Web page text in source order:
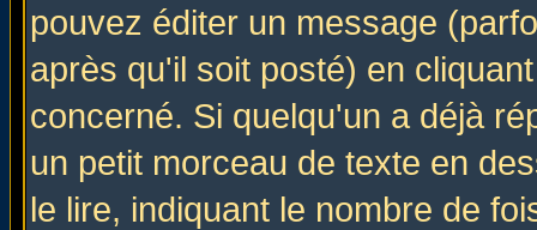
pouvez éditer un message
après qu'il soit posté) en
concerné. Si quelqu'un a déjà
un petit morceau de texte en
le lire, indiquant le nombre de